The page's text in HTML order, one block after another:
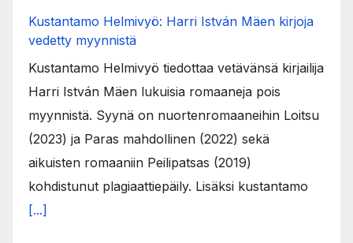
Kustantamo Helmivyö: Harri István Mäen kirjoja
vedetty myynnistä
Kustantamo Helmivyö tiedottaa vetävänsä kirjailija
Harri István Mäen lukuisia romaaneja pois
myynnistä. Syynä on nuortenromaaneihin Loitsu
(2023) ja Paras mahdollinen (2022) sekä
aikuisten romaaniin Peilipatsas (2019)
kohdistunut plagiaattiepäily. Lisäksi kustantamo
[...]